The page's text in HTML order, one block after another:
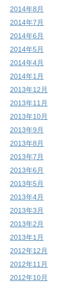
2014年8月
2014年7月
2014年6月
2014年5月
2014年4月
2014年1月
2013年12月
2013年11月
2013年10月
2013年9月
2013年8月
2013年7月
2013年6月
2013年5月
2013年4月
2013年3月
2013年2月
2013年1月
2012年12月
2012年11月
2012年10月